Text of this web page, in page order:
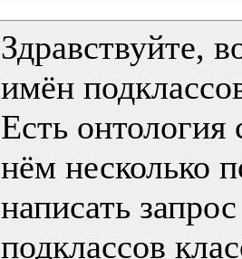
Здравствуйте,
имён
Есть
нём несколько
написать
подклассов